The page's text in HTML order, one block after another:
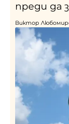
преди да
Виктор